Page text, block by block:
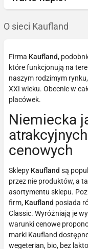
O sieci Kaufland
Firma Kaufland,
które funkcjonują na
naszym rodzimym
XXI wieku. Obecnie w
placówek.
Niemiecka
cenowych
Sklepy Kaufland są
przez nie produktów, a
asortymentu sklepu.
firm, Kaufland posiada
Classic. Wyróżniają je
warunki cenowe
marki Kaufland
wegeterian, bio, bez